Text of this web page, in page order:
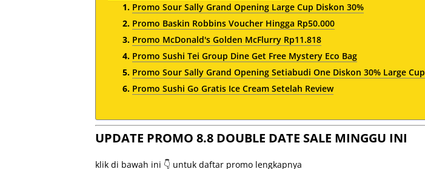
Promo Sour Sally Grand Opening Large Cup Diskon 30%
Promo Baskin Robbins Voucher Hingga Rp50.000
Promo McDonald's Golden McFlurry Rp11.818
Promo Sushi Tei Group Dine Get Free Mystery Eco Bag
Promo Sour Sally Grand Opening Setiabudi One Diskon 30% Large Cup
Promo Sushi Go Gratis Ice Cream Setelah Review
UPDATE PROMO 8.8 DOUBLE DATE SALE MINGGU INI
klik di bawah ini 👇 untuk daftar promo lengkapnya